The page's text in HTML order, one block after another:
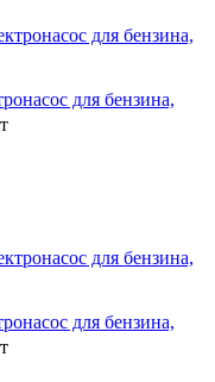
для бензина,
для бензина,